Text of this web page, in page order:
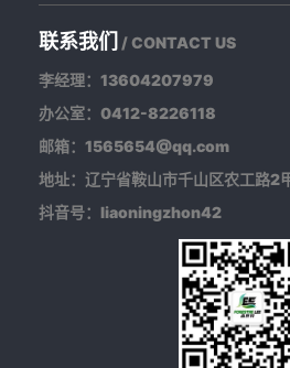
联系我们 / CONTACT US
李经理：13604207979
办公室：0412-8226118
邮箱：1565654@qq.com
地址：辽宁省鞍山市千山区农工路2
抖音号：liaoningzhon42